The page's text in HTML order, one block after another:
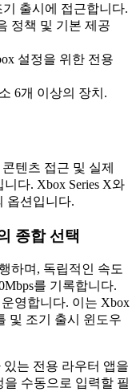
기 출시에 접근합니다.
정책 및 기본 제공
설정을 위한 전용
6개 이상의 장치.
텐츠 접근 및 실제
다. Xbox Series X와
옵션입니다.
종합 선택
하며, 독립적인 속도
를 기록합니다.
영합니다. 이는 Xbox
및 조기 출시 윈도우
있는 전용 라우터 앱을
수동으로 입력할 필